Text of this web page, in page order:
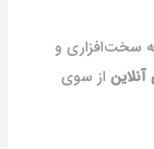
سخت‌افزاری و
از سوی